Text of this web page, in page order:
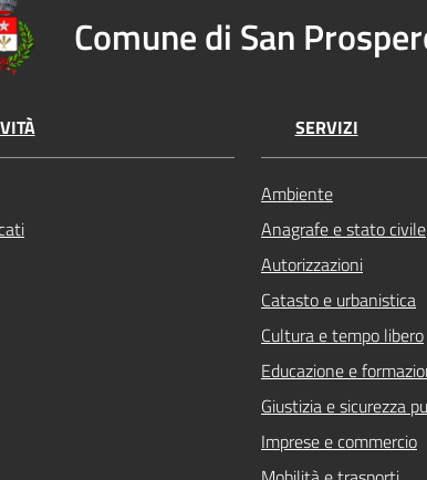
Comune di San
SERVIZI
Ambiente
Anagrafe e stato civile
Autorizzazioni
Catasto e urbanistica
Cultura e tempo libero
Educazione e
Giustizia e sicurezza
Imprese e commercio